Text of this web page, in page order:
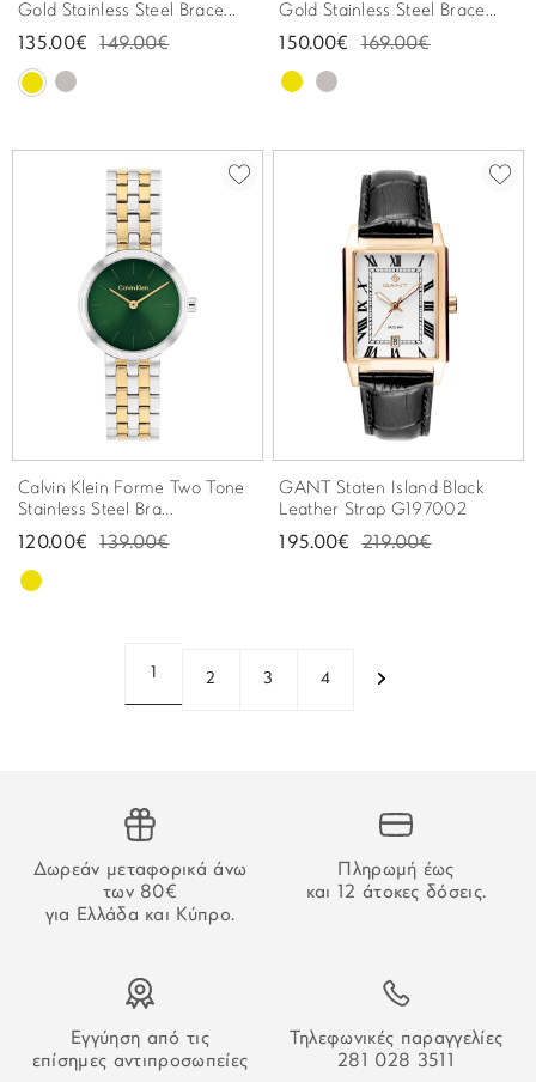
Gold Stainless Steel Brace...
135.00€ 149.00€
Gold Stainless Steel Brace...
150.00€ 169.00€
Calvin Klein Forme Two Tone
Stainless Steel Bra...
120.00€ 139.00€
GANT Staten Island Black
Leather Strap G197002
195.00€ 219.00€
1 2 3 4
Δωρεάν μεταφορικά άνω
των 80€
για Ελλάδα και Κύπρο.
Πληρωμή έως
και 12 άτοκες δόσεις.
Εγγύηση από τις
επίσημες αντιπροσωπείες
Τηλεφωνικές παραγγελίες
281 028 3511